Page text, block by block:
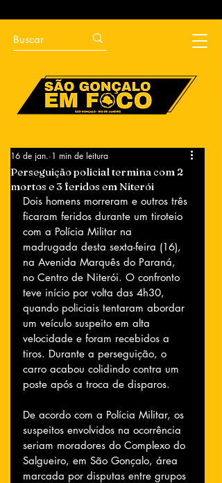
Perseguição policial termina com 2
mortos e 3 feridos em Niterói
16 de jan. 1 min de leitura
Dois homens morreram e outros três
ficaram feridos durante um tiroteio
com a Polícia Militar na
madrugada desta sexta-feira (16),
na Avenida Marquês do Paraná,
no Centro de Niterói. O confronto
teve início por volta das 4h30,
quando policiais tentaram abordar
um veículo suspeito em alta
velocidade e foram recebidos a
tiros. Durante a perseguição, o
carro acabou colidindo contra um
poste após a troca de disparos.
De acordo com a Polícia Militar, os
suspeitos envolvidos na ocorrência
seriam moradores do Complexo do
Salgueiro, em São Gonçalo, área
marcada por disputas entre grupos